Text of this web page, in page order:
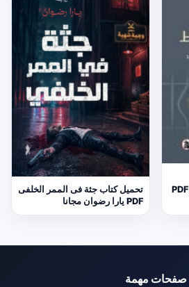
تحميل كتاب ليلة واحدة فقط PDF
تحميل كتاب جثة فى الممر الخلفى
PDF يارا رضوان مجانا
صفحات مهمة